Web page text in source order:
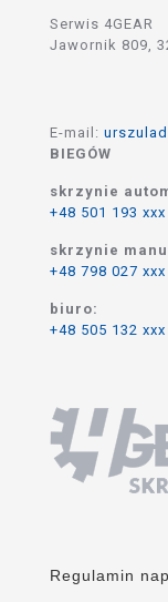
Serwis 4GEAR
Jawornik 809,
E-mail:
BIEGÓW
skrzynie
+48 501 193
skrzynie
+48 798 027
biuro:
+48 505 132
Regulamin